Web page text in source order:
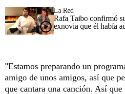
La Red
Rafa Taibo confirmó
exnovia que él había
"Estamos preparando un
amigo de unos amigos, así que
que cantara una canción. Así